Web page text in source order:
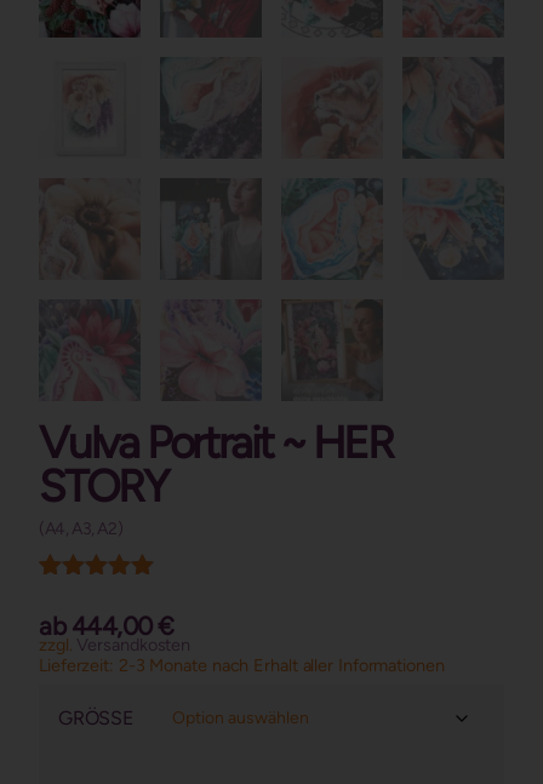
Vulva Portrait ~ HER
STORY
(A4, A3, A2)
5.00von 5,
basierend
auf
ab 444,00€
zzgl. Versandkosten
Lieferzeit: 2-3 Monate nach Erhalt aller Informationen
GRÖSSE